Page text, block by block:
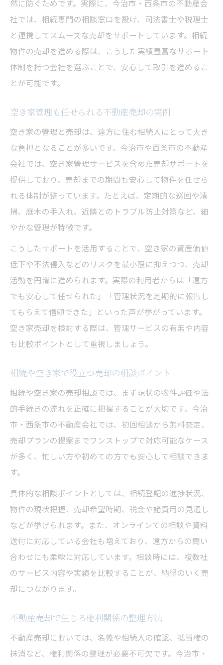
然に防ぐためです。実際に、今治市・西条市の不動産会
社では、相続専門の相談窓口を設け、司法書士や税理士
と連携してスムーズな売却をサポートしています。相続
物件の売却を進める際は、こうした実績豊富なサポート
体制を持つ会社を選ぶことで、安心して取引を進めるこ
とが可能です。
空き家管理も任せられる不動産売却の実例
空き家の管理と売却は、遠方に住む相続人にとって大き
な負担となることが多いです。今治市や西条市の不動産
会社では、空き家管理サービスを含めた売却サポートを
提供しており、売却までの期間も安心して物件を任せら
れる体制が整っています。たとえば、定期的な巡回や清
掃、庭木の手入れ、近隣とのトラブル防止対策など、細
やかな管理が特徴です。
こうしたサポートを活用することで、空き家の資産価値
低下や不法侵入などのリスクを最小限に抑えつつ、売却
活動を円滑に進められます。実際の利用者からは「遠方
でも安心して任せられた」「管理状況を定期的に報告し
てもらえて信頼できた」といった声が挙がっています。
空き家売却を検討する際は、管理サービスの有無や内容
も比較ポイントとして重視しましょう。
相続や空き家で役立つ売却の相談ポイント
相続や空き家の売却相談では、まず現状の物件評価や法
的手続きの流れを正確に把握することが大切です。今治
市・西条市の不動産会社では、初回相談から無料査定、
売却プランの提案までワンストップで対応可能なケース
が多く、忙しい方や初めての方でも安心して相談できま
す。
具体的な相談ポイントとしては、相続登記の進捗状況、
物件の現状把握、売却希望時期、税金や諸費用の見通し
などが挙げられます。また、オンラインでの相談や資料
送付に対応している会社も増えており、遠方からの問い
合わせにも柔軟に対応しています。相談時には、複数社
のサービス内容や実績を比較することが、納得のいく売
却につながります。
不動産売却で生じる権利関係の整理方法
不動産売却においては、名義や相続人の確認、抵当権の
抹消など、権利関係の整理が必要不可欠です。今治市・